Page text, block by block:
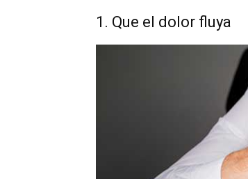
1. Que el dolor fluya